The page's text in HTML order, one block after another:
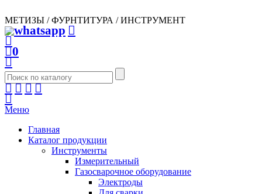
МЕТИЗЫ / ФУРНТИТУРА / ИНСТРУМЕНТ
0
Меню
Главная
Каталог продукции
Инструменты
Измерительный
Газосварочное оборудование
Электроды